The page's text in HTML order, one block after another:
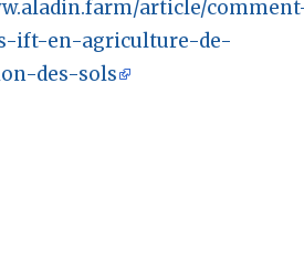
article/
ift-en-agriculture-de-
des-sols